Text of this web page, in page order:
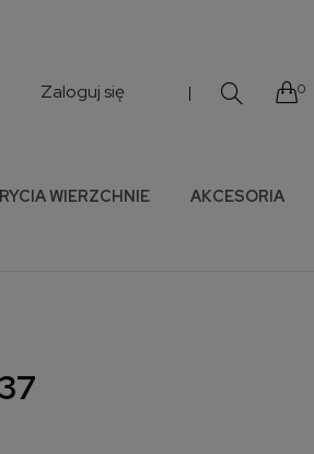
Zaloguj się | 0
WIERZCHNIE
AKCESORIA